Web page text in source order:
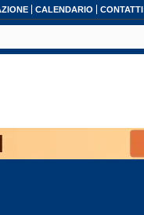
CALENDARIO CONTATTI